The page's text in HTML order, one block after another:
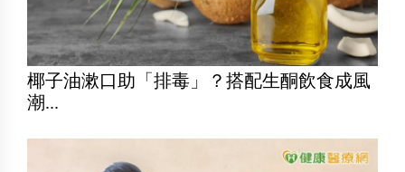
椰子油漱口助「排毒」？搭配生酮飲食成風
潮...